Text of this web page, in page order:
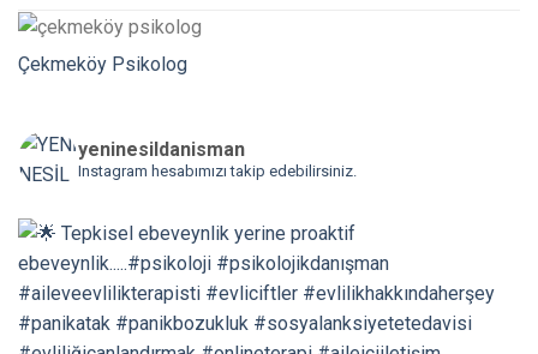
Çekmeköy Psikolog
yeninesildanisman
Instagram hesabımızı takip edebilirsiniz.